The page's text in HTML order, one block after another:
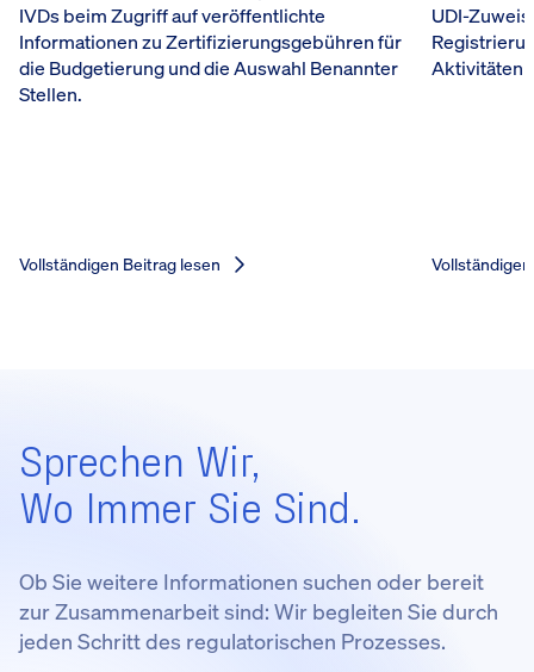
IVDs beim Zugriff auf veröffentlichte
Informationen zu Zertifizierungsgebühren für
die Budgetierung und die Auswahl Benannter
Stellen.
Vollständigen Beitrag lesen
UDI-
Aktivitäten
Sprechen Wir,
Wo Immer Sie Sind.
Ob Sie weitere Informationen suchen oder bereit
zur Zusammenarbeit sind: Wir begleiten Sie durch
jeden Schritt des regulatorischen Prozesses.